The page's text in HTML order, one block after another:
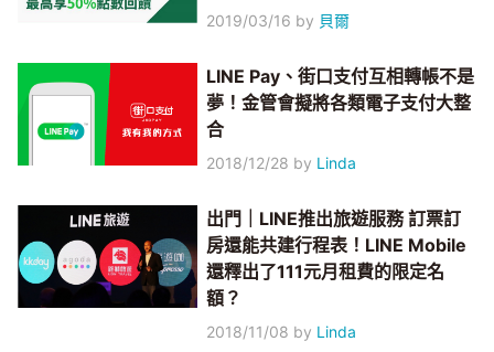
2019/03/16 by 貝爾
LINE Pay、街口支付互相轉帳不是
夢！金管會擬將各類電子支付大整
合
2018/12/28 by Linda
出門｜LINE推出旅遊服務 訂票訂
房還能共建行程表！LINE Mobile
還釋出了111元月租費的限定名
額？
2018/11/08 by Linda